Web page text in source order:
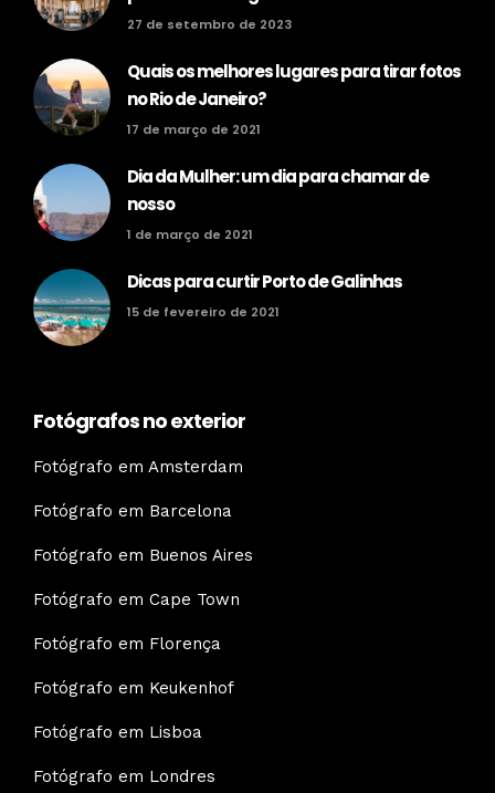
27 de setembro de 2023
Quais os melhores lugares para tirar fotos
no Rio de Janeiro?
17 de março de 2021
Dia da Mulher: um dia para chamar de
nosso
1 de março de 2021
Dicas para curtir Porto de Galinhas
15 de fevereiro de 2021
Fotógrafos no exterior
Fotógrafo em Amsterdam
Fotógrafo em Barcelona
Fotógrafo em Buenos Aires
Fotógrafo em Cape Town
Fotógrafo em Florença
Fotógrafo em Keukenhof
Fotógrafo em Lisboa
Fotógrafo em Londres